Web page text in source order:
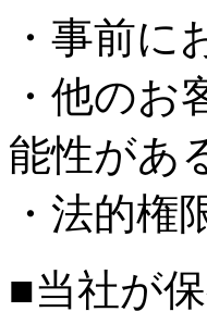
・事前に
・他の
能性があ
・法的権
■当社が